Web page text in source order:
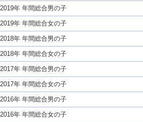
2019年 年間総合男の子
2019年 年間総合女の子
2018年 年間総合男の子
2018年 年間総合女の子
2017年 年間総合男の子
2017年 年間総合女の子
2016年 年間総合男の子
2016年 年間総合女の子